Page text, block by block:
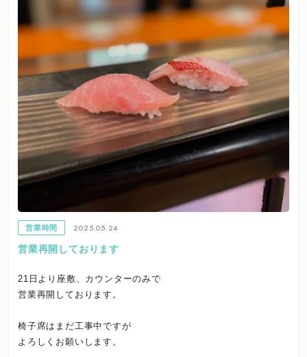
営業時間
2025.05.24
営業再開しております
21日より座敷、カウンターのみで
営業再開しております。
椅子席はまだ工事中ですが
よろしくお願いします。